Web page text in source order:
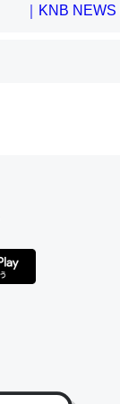
かSpotifyを支払う